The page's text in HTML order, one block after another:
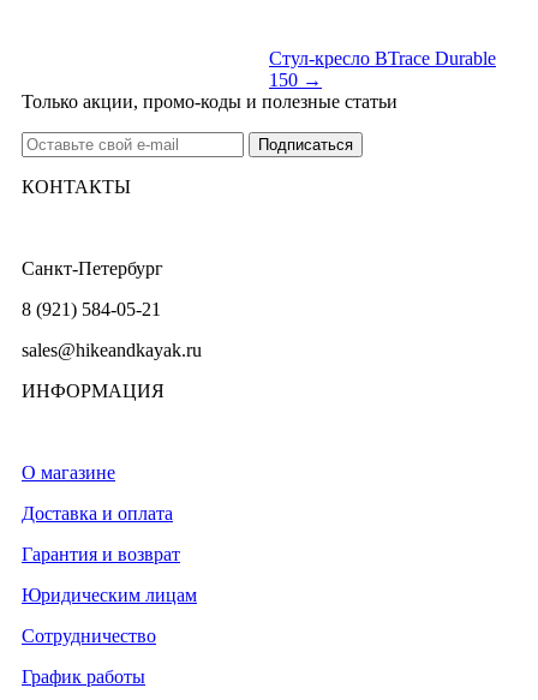
Стул-кресло BTrace Durable
150 →
Только акции, промо-коды и полезные статьи
КОНТАКТЫ
Санкт-Петербург
8 (921) 584-05-21
sales@hikeandkayak.ru
ИНФОРМАЦИЯ
О магазине
Доставка и оплата
Гарантия и возврат
Юридическим лицам
Сотрудничество
График работы